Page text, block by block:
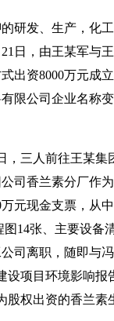
研发、生产，化
日，由王某军与
出资8000万元成
限公司企业名称
三人前往王某集
司香兰素分厂作
元现金支票，从
14张、主要设备
司离职，随即与
设项目环境影响报
权出资的香兰素